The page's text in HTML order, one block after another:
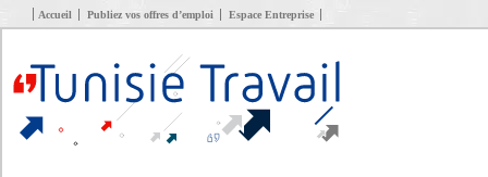
Accueil Publiez vos offres d’emploi Espace Entreprise